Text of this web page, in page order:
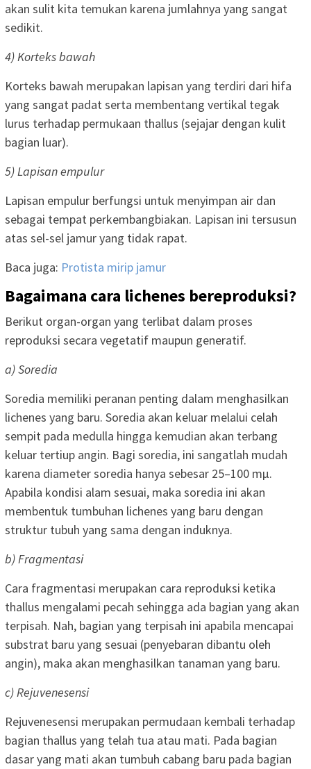
akan sulit kita temukan karena jumlahnya yang sangat
sedikit.
4) Korteks bawah
Korteks bawah merupakan lapisan yang terdiri dari hifa
yang sangat padat serta membentang vertikal tegak
lurus terhadap permukaan thallus (sejajar dengan kulit
bagian luar).
5) Lapisan empulur
Lapisan empulur berfungsi untuk menyimpan air dan
sebagai tempat perkembangbiakan. Lapisan ini tersusun
atas sel-sel jamur yang tidak rapat.
Baca juga: Protista mirip jamur
Bagaimana cara lichenes bereproduksi?
Berikut organ-organ yang terlibat dalam proses
reproduksi secara vegetatif maupun generatif.
a) Soredia
Soredia memiliki peranan penting dalam menghasilkan
lichenes yang baru. Soredia akan keluar melalui celah
sempit pada medulla hingga kemudian akan terbang
keluar tertiup angin. Bagi soredia, ini sangatlah mudah
karena diameter soredia hanya sebesar 25–100 mμ.
Apabila kondisi alam sesuai, maka soredia ini akan
membentuk tumbuhan lichenes yang baru dengan
struktur tubuh yang sama dengan induknya.
b) Fragmentasi
Cara fragmentasi merupakan cara reproduksi ketika
thallus mengalami pecah sehingga ada bagian yang akan
terpisah. Nah, bagian yang terpisah ini apabila mencapai
substrat baru yang sesuai (penyebaran dibantu oleh
angin), maka akan menghasilkan tanaman yang baru.
c) Rejuvenesensi
Rejuvenesensi merupakan permudaan kembali terhadap
bagian thallus yang telah tua atau mati. Pada bagian
dasar yang mati akan tumbuh cabang baru pada bagian